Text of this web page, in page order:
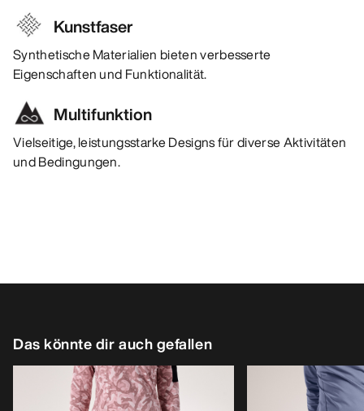
Kunstfaser
Synthetische Materialien bieten verbesserte
Eigenschaften und Funktionalität.
Multifunktion
Vielseitige, leistungsstarke Designs für diverse Aktivitäten
und Bedingungen.
Das könnte dir auch gefallen